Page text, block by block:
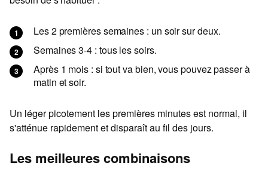
Les 2 premières semaines : un soir sur deux.
Semaines 3-4 : tous les soirs.
Après 1 mois : si tout va bien, vous pouvez passer à
matin et soir.
Un léger picotement les premières minutes est normal, il
s'atténue rapidement et disparaît au fil des jours.
Les meilleures combinaisons